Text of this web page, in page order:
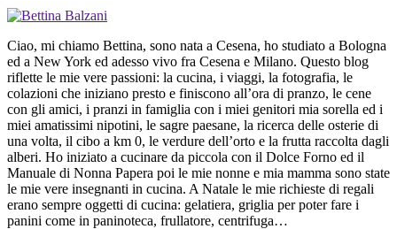
Ciao, mi chiamo Bettina, sono nata a Cesena, ho studiato a Bologna
ed a New York ed adesso vivo fra Cesena e Milano. Questo blog
riflette le mie vere passioni: la cucina, i viaggi, la fotografia, le
colazioni che iniziano presto e finiscono all’ora di pranzo, le cene
con gli amici, i pranzi in famiglia con i miei genitori mia sorella ed i
miei amatissimi nipotini, le sagre paesane, la ricerca delle osterie di
una volta, il cibo a km 0, le verdure dell’orto e la frutta raccolta dagli
alberi. Ho iniziato a cucinare da piccola con il Dolce Forno ed il
Manuale di Nonna Papera poi le mie nonne e mia mamma sono state
le mie vere insegnanti in cucina. A Natale le mie richieste di regali
erano sempre oggetti di cucina: gelatiera, griglia per poter fare i
panini come in paninoteca, frullatore, centrifuga…